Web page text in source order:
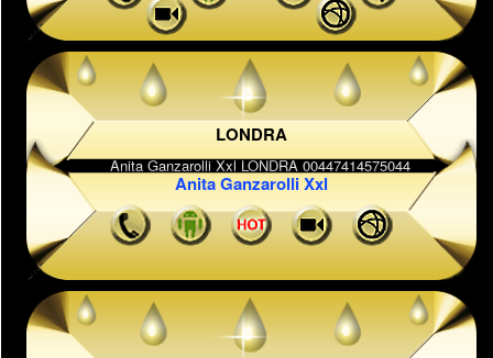
LONDRA
Anita Ganzarolli Xxl